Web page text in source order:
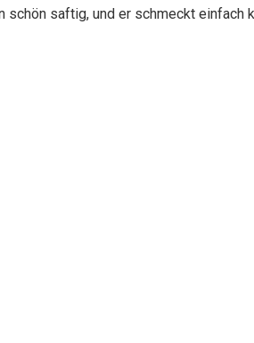
schön saftig, und er schmeckt einfach